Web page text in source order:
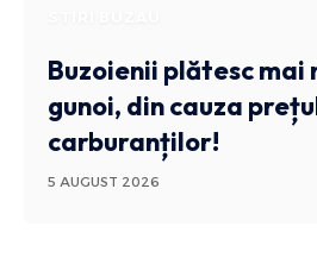
Buzoienii plătesc mai
gunoi, din cauza
carburanților!
5 AUGUST 2026